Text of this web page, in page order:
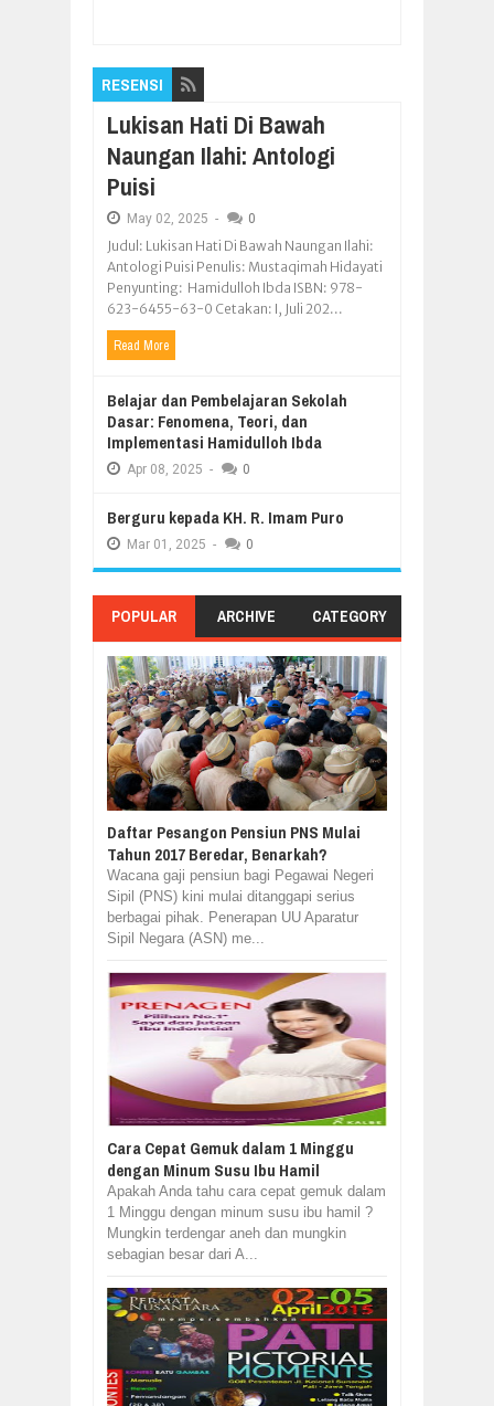
RESENSI
Lukisan Hati Di Bawah
Naungan Ilahi: Antologi
Puisi
May 02, 2025 - 0
Judul: Lukisan Hati Di Bawah Naungan Ilahi:
Antologi Puisi Penulis: Mustaqimah Hidayati
Penyunting: Hamidulloh Ibda ISBN: 978-
623-6455-63-0 Cetakan: I, Juli 202...
Read More
Belajar dan Pembelajaran Sekolah
Dasar: Fenomena, Teori, dan
Implementasi Hamidulloh Ibda
Apr 08, 2025 - 0
Berguru kepada KH. R. Imam Puro
Mar 01, 2025 - 0
POPULAR ARCHIVE CATEGORY
Daftar Pesangon Pensiun PNS Mulai
Tahun 2017 Beredar, Benarkah?
Wacana gaji pensiun bagi Pegawai Negeri
Sipil (PNS) kini mulai ditanggapi serius
berbagai pihak. Penerapan UU Aparatur
Sipil Negara (ASN) me...
Cara Cepat Gemuk dalam 1 Minggu
dengan Minum Susu Ibu Hamil
Apakah Anda tahu cara cepat gemuk dalam
1 Minggu dengan minum susu ibu hamil ?
Mungkin terdengar aneh dan mungkin
sebagian besar dari A...